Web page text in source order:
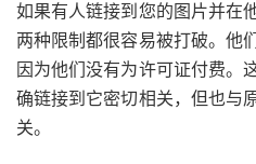
如果有人链接到您的图片并在
两种限制都很容易被打破。他
因为他们没有为许可证付费。
确链接到它密切相关，但也与
关。